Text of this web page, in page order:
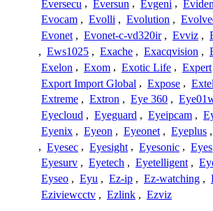
Eversecu , Eversun , Evgeni ,
Evocam , Evolli , Evolution ,
Evonet , Evonet-c-vd320ir , Evviz ,
, Ews1025 , Exache , Exacqvision ,
Exelon , Exom , Exotic Life , Expert
Export Import Global , Expose , Extel
Extreme , Extron , Eye 360 ,
Eyecloud , Eyeguard , Eyeipcam ,
Eyenix , Eyeon , Eyeonet , Eyeplus ,
, Eyesec , Eyesight , Eyesonic ,
Eyesurv , Eyetech , Eyetelligent ,
Eyseo , Eyu , Ez-ip , Ez-watching ,
Eziviewcctv , Ezlink , Ezviz